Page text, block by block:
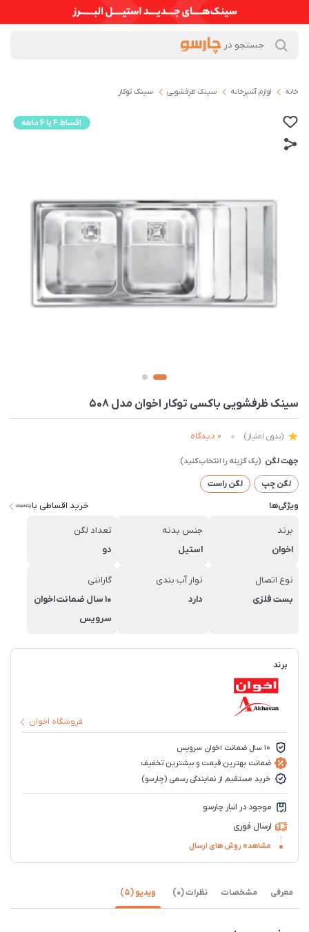
خانه لوازم آشپزخانه سینک ظرفشویی سینک توکار
سینک ظرفشویی باکسی توکار اخوان مدل 508
(بدون امتیاز) 0 دیدگاه
جهت لگن
لگن چپ
لگن راست
ویژگی‌ها
خرید اقساطی با
برند
اخوان
جنس بدنه
استیل
تعداد لگن
دو
نوع اتصال
بست فلزی
نوار آب بندی
دارد
گارانتی
10 سال ضمانت اخوان
سرویس
برند
فروشگاه اخوان
10 سال ضمانت اخوان سرویس
ضمانت بهترین قیمت و بیشترین تخفیف
خرید مستقیم از نمایندگی رسمی (چارسو)
موجود در انبار چارسو
ارسال فوری
مشاهده روش های ارسال
معرفی مشخصات نظرات (0) ویدیو (5)